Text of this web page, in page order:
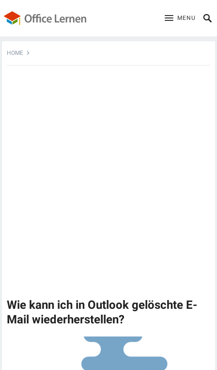
MENU
HOME
Wie kann ich in Outlook gelöschte E-
Mail wiederherstellen?